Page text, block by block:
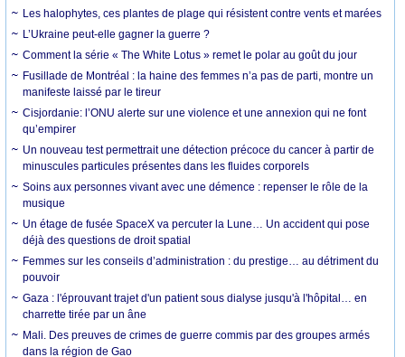
Les halophytes, ces plantes de plage qui résistent contre vents et marées
L’Ukraine peut-elle gagner la guerre ?
Comment la série « The White Lotus » remet le polar au goût du jour
Fusillade de Montréal : la haine des femmes n’a pas de parti, montre un
manifeste laissé par le tireur
Cisjordanie: l’ONU alerte sur une violence et une annexion qui ne font
qu’empirer
Un nouveau test permettrait une détection précoce du cancer à partir de
minuscules particules présentes dans les fluides corporels
Soins aux personnes vivant avec une démence : repenser le rôle de la
musique
Un étage de fusée SpaceX va percuter la Lune… Un accident qui pose
déjà des questions de droit spatial
Femmes sur les conseils d’administration : du prestige… au détriment du
pouvoir
Gaza : l'éprouvant trajet d'un patient sous dialyse jusqu'à l'hôpital… en
charrette tirée par un âne
Mali. Des preuves de crimes de guerre commis par des groupes armés
dans la région de Gao